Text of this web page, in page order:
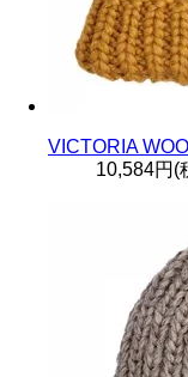
VICTORIA
10,584円(